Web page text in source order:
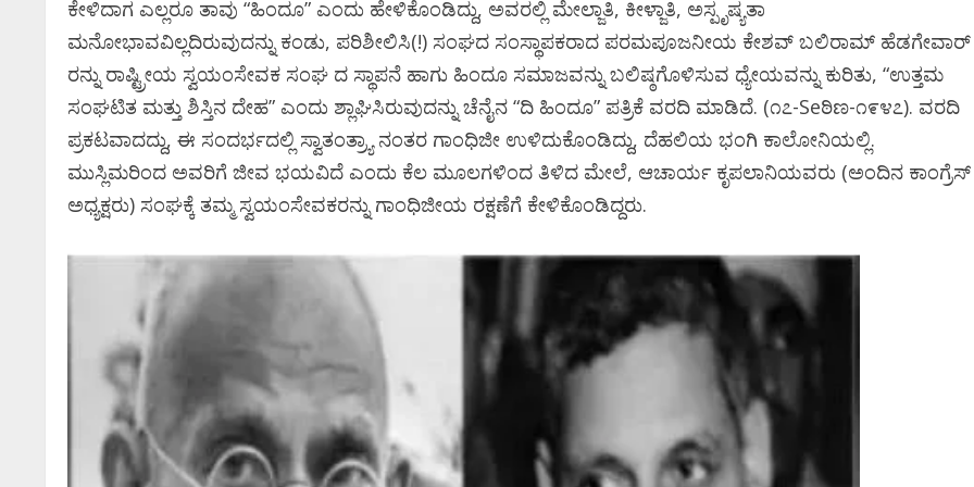
ಕೇಳಿದಾಗ ಎಲ್ಲರೂ ತಾವು “ಹಿಂದೂ” ಎಂದು ಹೇಳಿಕೊಂಡಿದ್ದು, ಅವರಲ್ಲಿ ಮೇಲ್ಜಾತಿ, ಕೀಳ್ಜಾತಿ, ಅಸ್ಪೃಷ್ಯತಾ
ಮನೋಭಾವವಿಲ್ಲದಿರುವುದನ್ನು ಕಂಡು, ಪರಿಶೀಲಿಸಿ(!) ಸಂಘದ ಸಂಸ್ಥಾಪಕರಾದ ಪರಮಪೂಜನೀಯ ಕೇಶವ್ ಬಲಿರಾಮ್ ಹೆಡಗೇವಾರ್
ರನ್ನು ರಾಷ್ಟ್ರೀಯ ಸ್ವಯಂಸೇವಕ ಸಂಘ ದ ಸ್ಥಾಪನೆ ಹಾಗು ಹಿಂದೂ ಸಮಾಜವನ್ನು ಬಲಿಷ್ಠಗೊಳಿಸುವ ಧ್ಯೇಯವನ್ನು ಕುರಿತು, “ಉತ್ತಮ
ಸಂಘಟಿತ ಮತ್ತು ಶಿಸ್ತಿನ ದೇಹ” ಎಂದು ಶ್ಲಾಘಿಸಿರುವುದನ್ನು ಚೆನೈನ “ದಿ ಹಿಂದೂ” ಪತ್ರಿಕೆ ವರದಿ ಮಾಡಿದೆ. (೧೭-Seಠಿಣ-೧೯೪೭). ವರದಿ
ಪ್ರಕಟವಾದದ್ದು, ಈ ಸಂದರ್ಭದಲ್ಲಿ ಸ್ವಾತಂತ್ರ‍್ಯಾ ನಂತರ ಗಾಂಧಿಜೀ ಉಳಿದುಕೊಂಡಿದ್ದು, ದೆಹಲಿಯ ಭಂಗಿ ಕಾಲೋನಿಯಲ್ಲಿ.
ಮುಸ್ಲಿಮರಿಂದ ಅವರಿಗೆ ಜೀವ ಭಯವಿದೆ ಎಂದು ಕೆಲ ಮೂಲಗಳಿಂದ ತಿಳಿದ ಮೇಲೆ, ಆಚಾರ್ಯ ಕೃಪಲಾನಿಯವರು (ಅಂದಿನ ಕಾಂಗ್ರೆಸ್
ಅಧ್ಯಕ್ಷರು) ಸಂಘಕ್ಕೆ ತಮ್ಮ ಸ್ವಯಂಸೇವಕರನ್ನು ಗಾಂಧಿಜೀಯ ರಕ್ಷಣೆಗೆ ಕೇಳಿಕೊಂಡಿದ್ದರು.
ಚಿತ್ರರಂಗಕ್ಕೆ ದೊಡ್ಡ
ʻಹಿಟ್ಲರ್ ಕಲ್ಯಾಣʼ
ದುರಂತ ಅಂತ್ಯ!
May 13, 2026 0
ಪ್ರಮಾಣ ವಚನಕ್ಕೂ ಮುನ್ನ
ದೊಡ್ಡಗೌಡರ ಮನೆಗೆ ತೆರಳಿ
ಆಶೀರ್ವಾದ ಪಡೆದ ಡಿಕೆಶಿ..!
Ashwaveega June 3, 2026 0
ಡಿ.ಕೆ ಶಿವಕುಮಾರ್‌ ಸಂಪುಟಕ್ಕೆ
14 ಜನರ ಸೇನೆ ʻಸಿದ್ದʼ..!
ಅಶ್ವವೇಗಕ್ಕೆ ಸಿಕ್ಕಿದೆ
ಲಿಸ್ಟ್‌